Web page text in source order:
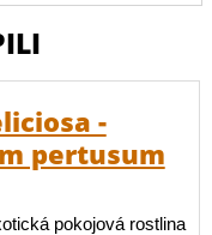
-
pertusum
pokojová rostlina